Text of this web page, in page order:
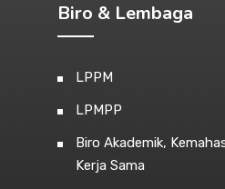
Biro & Lembaga
LPPM
LPMPP
Biro Akademik,
Kerja Sama